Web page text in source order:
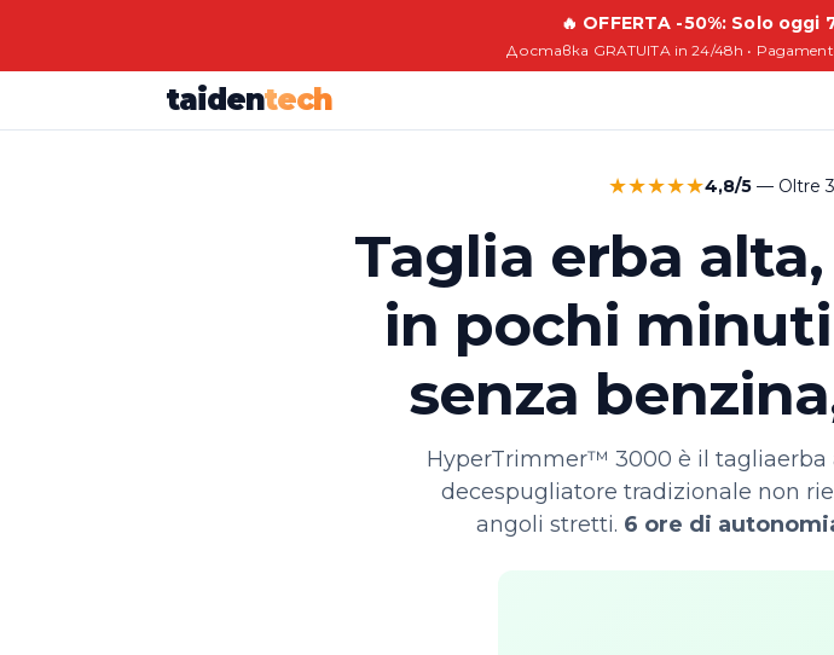
🔥 OFFERTA -50%: Solo
Доставка GRATUITA in 24/48h •
taidentech
★★★★★4,8/5— Oltre
Taglia erba
in pochi
senza
HyperTrimmer™ 3000 è il tagliaerba
decespugliatore tradizionale non
angoli stretti. 6 ore di